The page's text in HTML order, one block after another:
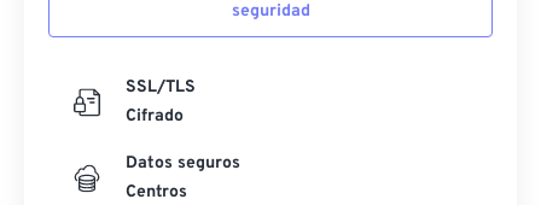
seguridad
SSL/TLS
Cifrado
Datos seguros
Centros